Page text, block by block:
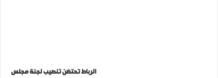
الرباط تحتضن تنصيب لجنة مجلس